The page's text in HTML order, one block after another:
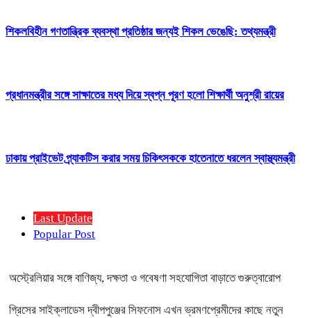
শিকলবিহীন গণতান্ত্রিক ব্যবস্থা প্রতিষ্ঠার জন্যই শিকল ভেঙেছি: তথ্যমন্ত্রী
প্রধানমন্ত্রীর সঙ্গে সাক্ষাতের মধ্য দিয়ে স্বপ্ন পূরণ হলো শিক্ষার্থী অনুশ্রী রায়ের
ঢাকায় প্রাইভেট প্র্যাকটিস করার সময় চিকিৎসককে হাতেনাতে ধরলেন স্বাস্থ্যমন্ত্রী
Last Update
Popular Post
অস্ট্রেলিয়ার সঙ্গে বাণিজ্য, দক্ষতা ও গবেষণা সহযোগিতা বাড়াতে গুরুত্বারোপ
গ্রিসের সাইক্লাডেস দ্বীপপুঞ্জের সিফনোস এখন ভ্রমণপ্রেমীদের কাছে নতুন